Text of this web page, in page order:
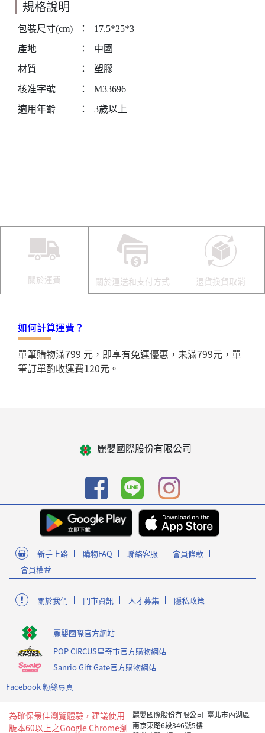
規格說明
包裝尺寸(cm) ：
17.5*25*3
產地
：
中國
材質
：
塑膠
核准字號
：
M33696
適用年齡
： 3歲以上
關於運費 關於運送和支付方式 退貨換貨取消
如何計算運費？
單筆購物滿799 元，即享有免運優惠，未滿799元，單
筆訂單酌收運費120元。
麗嬰國際股份有限公司
新手上路 購物FAQ 聯絡客服
會員條款
會員權益
關於我們 門市資訊 人才募集 隱私政策
麗嬰國際官方網站
POP CIRCUS星奇市官方購物網站
Sanrio Gift Gate官方購物網站
Facebook 粉絲專頁
為確保最佳瀏覽體驗，建議使用
版本60以上之Google Chrome瀏
麗嬰國際股份有限公司 臺北市內湖區
南京東路6段346號5樓